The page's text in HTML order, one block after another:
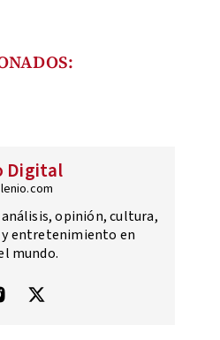
Digital
opinión, cultura,
entretenimiento en
mundo.